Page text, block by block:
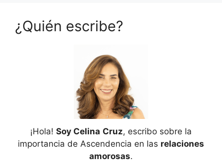
¿Quién escribe?
¡Hola! Soy Celina Cruz, escribo sobre la
importancia de Ascendencia en las relaciones
amorosas.